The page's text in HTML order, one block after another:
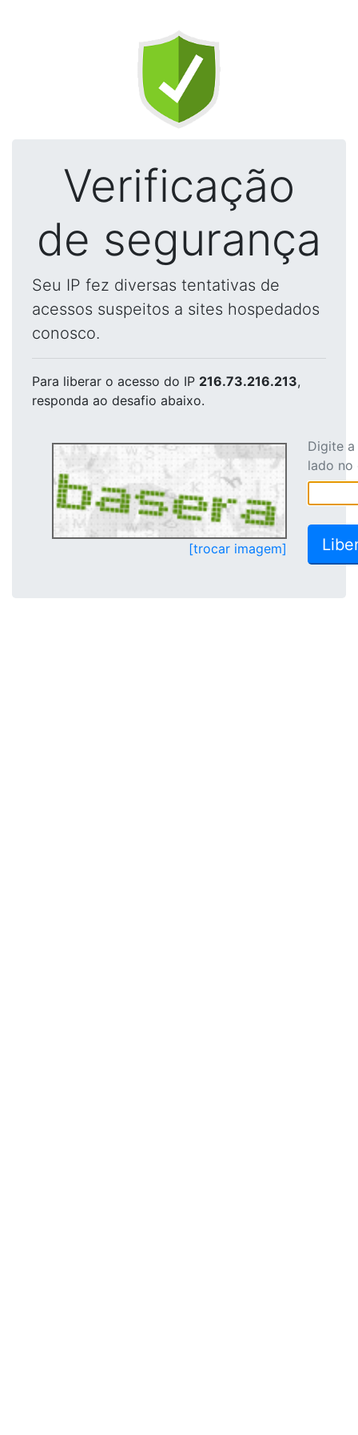
Verificação
de segurança
Seu IP fez diversas tentativas de
acessos suspeitos a sites hospedados
conosco.
Para liberar o acesso do IP 216.73.216.213,
responda ao desafio abaixo.
[trocar imagem]
Digite
lado no